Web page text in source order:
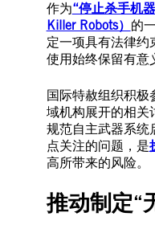
作为“停止杀手机
Killer Robots） 的
定一项具有法律约
使用始终保留有意
国际特赦组织积极
域机构展开的相关
规范自主武器系统
点关注的问题，是
高所带来的风险。
推动制定“